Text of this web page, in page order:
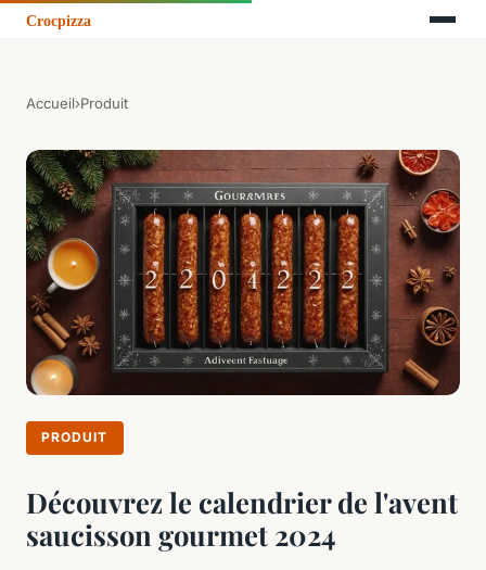
Accueil›Produit
PRODUIT
Découvrez le calendrier de l'avent
saucisson gourmet 2024